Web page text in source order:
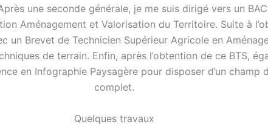
une seconde générale, je me suis dirigé vers un
Aménagement et Valorisation du Territoire. Suite à
un Brevet de Technicien Supérieur Agricole en
de terrain. Enfin, après l’obtention de ce BTS,
en Infographie Paysagère pour disposer d’un champ
complet.
Quelques travaux